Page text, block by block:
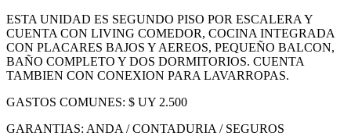
ESTA UNIDAD ES SEGUNDO PISO POR ESCALERA Y
CUENTA CON LIVING COMEDOR, COCINA INTEGRADA
CON PLACARES BAJOS Y AEREOS, PEQUEÑO BALCON,
BAÑO COMPLETO Y DOS DORMITORIOS. CUENTA
TAMBIEN CON CONEXION PARA LAVARROPAS.
GASTOS COMUNES: $ UY 2.500
GARANTIAS: ANDA / CONTADURIA / SEGUROS